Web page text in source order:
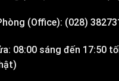
(Office): (028)
08:00 sáng đến 17:50